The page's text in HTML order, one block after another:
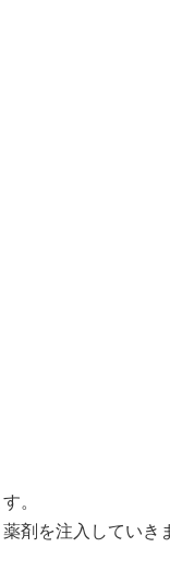
。
剤を注入していき